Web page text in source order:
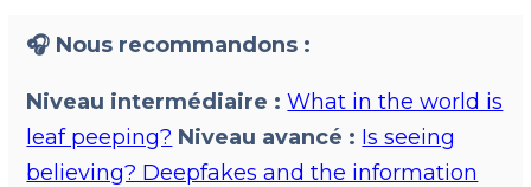
🎧 Nous recommandons :
Niveau intermédiaire :What in the world is
leaf peeping? Niveau avancé : Is seeing
believing? Deepfakes and the information